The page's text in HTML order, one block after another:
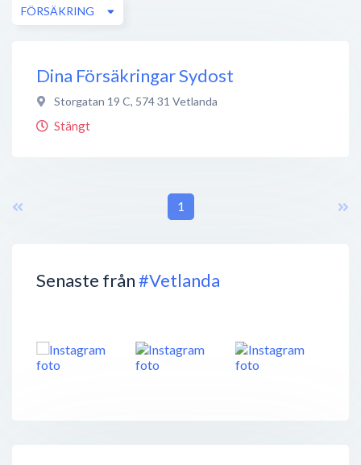
Senaste från#Vetlanda
FÖRSÄKRING
Dina Försäkringar Sydost
Storgatan 19 C, 574 31 Vetlanda
Stängt
1